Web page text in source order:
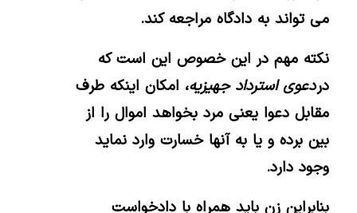
مى تواند به دادگاه مراجعه کند.
نکته مهم در این خصوص این است که
دردعوی استرداد جهیزیه، امکان اینکه طرف
مقابل دعوا یعنی مرد بخواهد اموال را از
بین برده و یا به آنها خسارت وارد نماید
وجود دارد.
بنابراین زن باید همراه با دادخواست